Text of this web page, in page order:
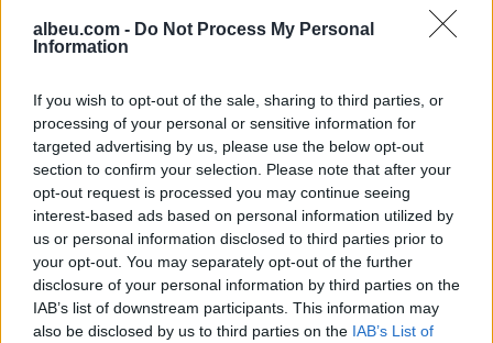
albeu.com - Do Not Process My Personal
Information
If you wish to opt-out of the sale, sharing to third parties, or
processing of your personal or sensitive information for
targeted advertising by us, please use the below opt-out
section to confirm your selection. Please note that after your
opt-out request is processed you may continue seeing
interest-based ads based on personal information utilized by
us or personal information disclosed to third parties prior to
your opt-out. You may separately opt-out of the further
disclosure of your personal information by third parties on the
IAB’s list of downstream participants. This information may
also be disclosed by us to third parties on the IAB’s List of
“Kaq budalla e dini
Ramën, që t’ju japë qeveri
teknike?”/ Flamur Noka:
Zgjedhjet nuk do të
njihen, si në Serbi
“Thanë që Grida donte
Shabanin për Avokat
Populli”/ Salianji: Unë me
Balliun nuk pi as kafe, jo
më ti kërkoj firmën